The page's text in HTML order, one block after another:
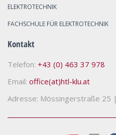
ELEKTROTECHNIK
FACHSCHULE FÜR ELEKTROTECHNIK
Kontakt
Telefon: +43 (0) 463 37 978
Email: office(at)htl-klu.at
Adresse: Mössingerstraße 25 |